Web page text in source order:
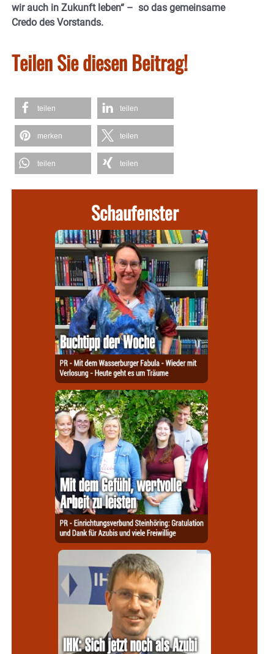
wir auch in Zukunft leben“ – so das gemeinsame
Credo des Vorstands.
Teilen Sie diesen Beitrag!
teilen teilen
merken teilen
teilen teilen
Schaufenster